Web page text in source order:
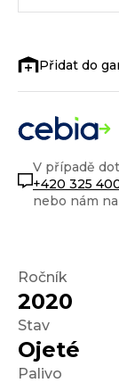
Ročník
2020
Stav
Ojeté
Palivo
V případě
+420 325
nebo nám